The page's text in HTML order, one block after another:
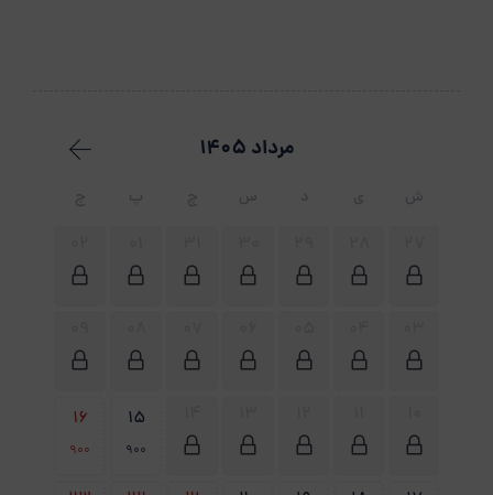
مرداد 1405
ش ی د س چ پ ج
15
900
16
900